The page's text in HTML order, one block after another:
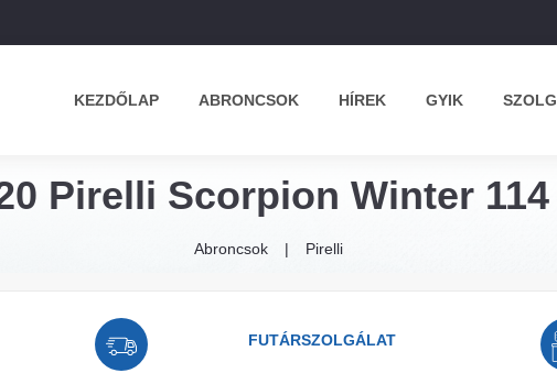
KEZDŐLAP ABRONCSOK HÍREK GYIK
Pirelli Scorpion Winter
Abroncsok Pirelli
FUTÁRSZOLGÁLAT